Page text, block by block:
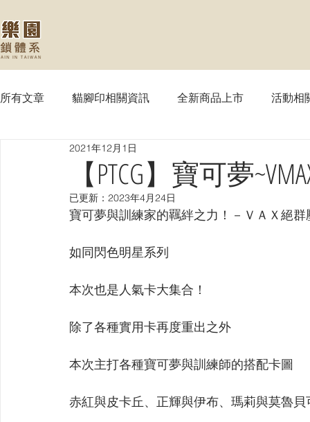
所有文章 貓腳印相關資訊 全新商品上市 活動相
【MTG】魔法風雲會
【SVE】闇影詩章 【WIXOSS】戰鬥少女 【
【VIVIDZ】Vividz 【BS】Battle Spirits
【LC】最終編年史-無限 【BD】創之界限 【
【PTCG】寶可夢
2021年12月1日
已更新： 2023年4月24日
寶可夢與訓練家的羈絆之力！－ＶＡＸ絕群
如同閃色明星系列
本次也是人氣卡大集合！
除了各種實用卡再度重出之外
本次主打各種寶可夢與訓練師的搭配卡圖
赤紅與皮卡丘、正輝與伊布、瑪莉與莫魯貝